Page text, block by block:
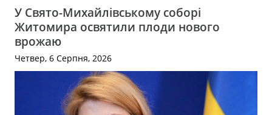
У Свято-Михайлівському соборі
Житомира освятили плоди нового
врожаю
Четвер, 6 Серпня, 2026